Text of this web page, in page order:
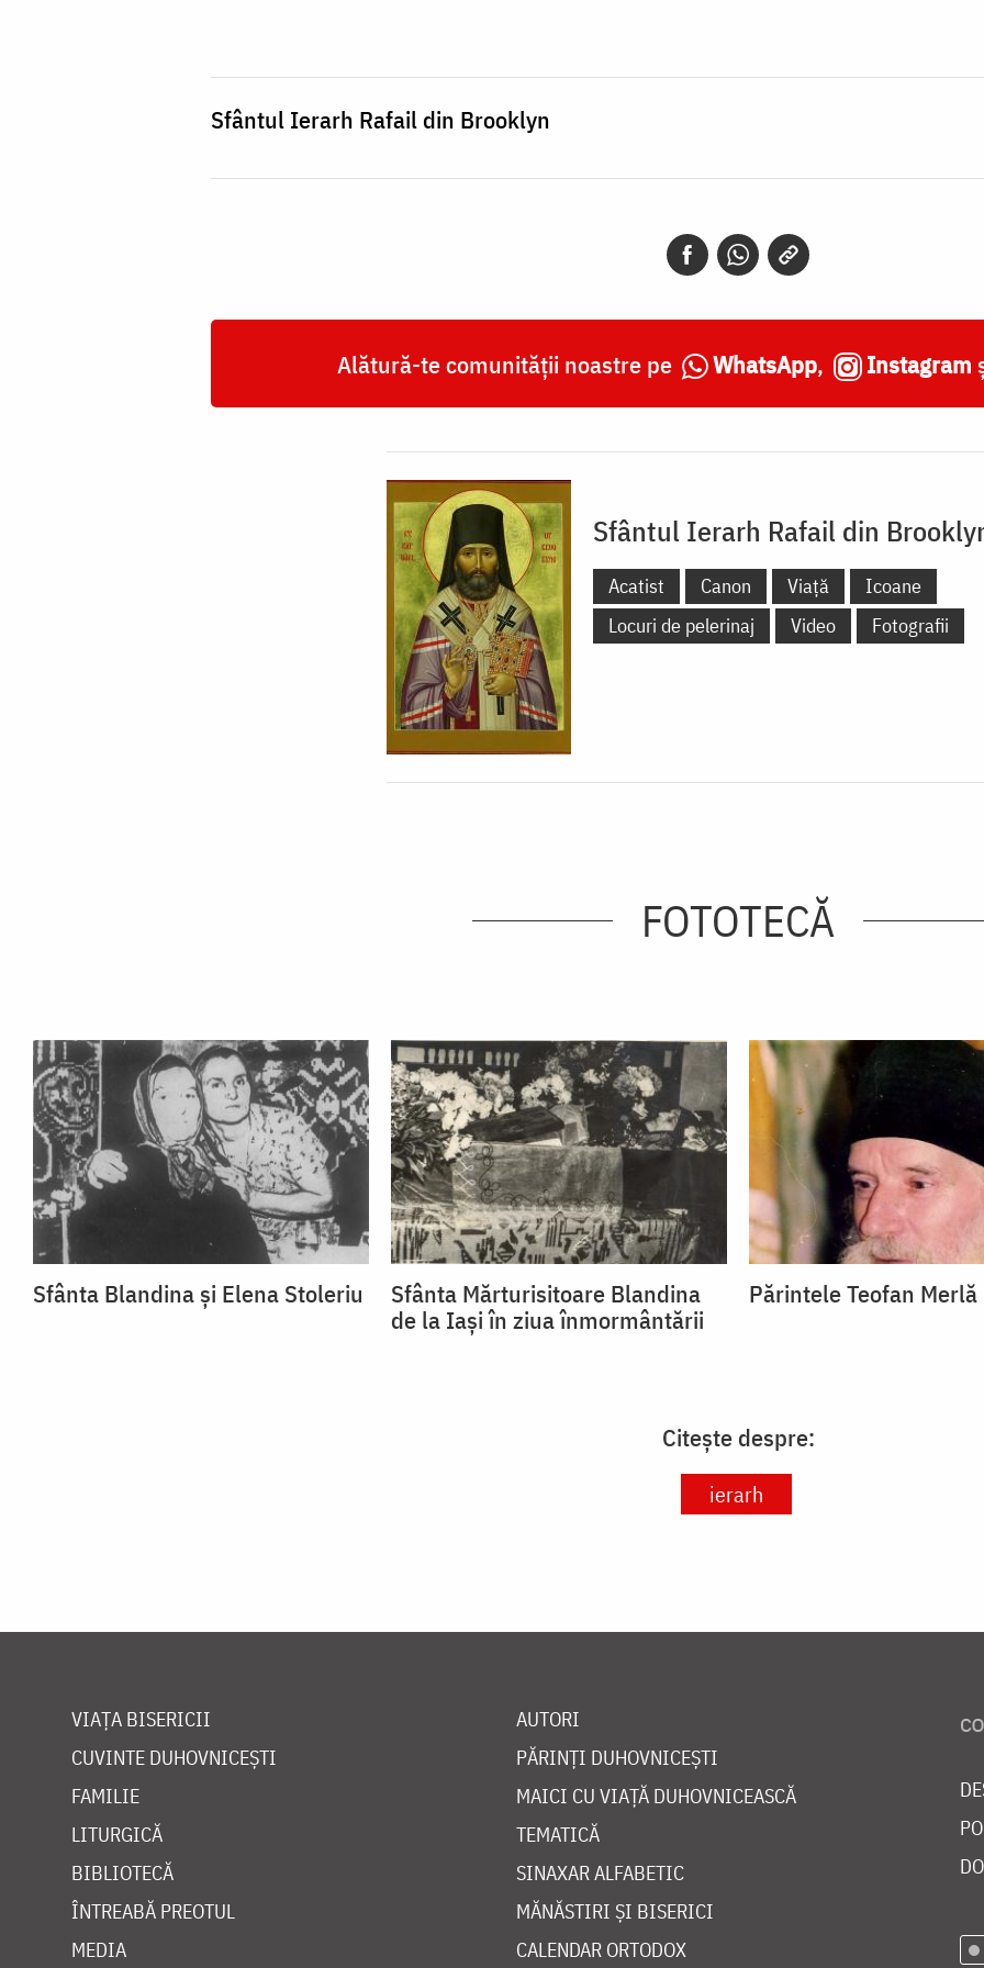
Sfântul Ierarh Rafail din Brooklyn
Alătură-te comunității noastre pe WhatsApp, Instagram
Sfântul Ierarh Rafail din
Acatist Canon Viață
Icoane
Locuri de pelerinaj
Video Fotografii
FOTOTECĂ
Sfânta Blandina și Elena Stoleriu
Sfânta Mărturisitoare Blandina
de la Iași în ziua înmormântării
Părintele Teofan Merlă
Citește despre:
ierarh
VIAȚA BISERICII
CUVINTE DUHOVNICEȘTI
FAMILIE
LITURGICĂ
BIBLIOTECĂ
ÎNTREABĂ PREOTUL
MEDIA
AUTORI
PĂRINȚI DUHOVNICEȘTI
MAICI CU VIAȚĂ DUHOVNICEASCĂ
TEMATICĂ
SINAXAR ALFABETIC
MĂNĂSTIRI ȘI BISERICI
CALENDAR ORTODOX